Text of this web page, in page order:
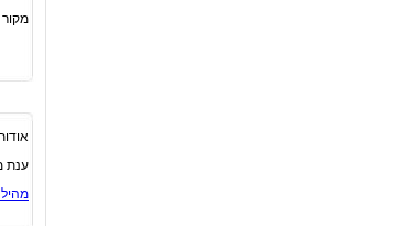
ענת